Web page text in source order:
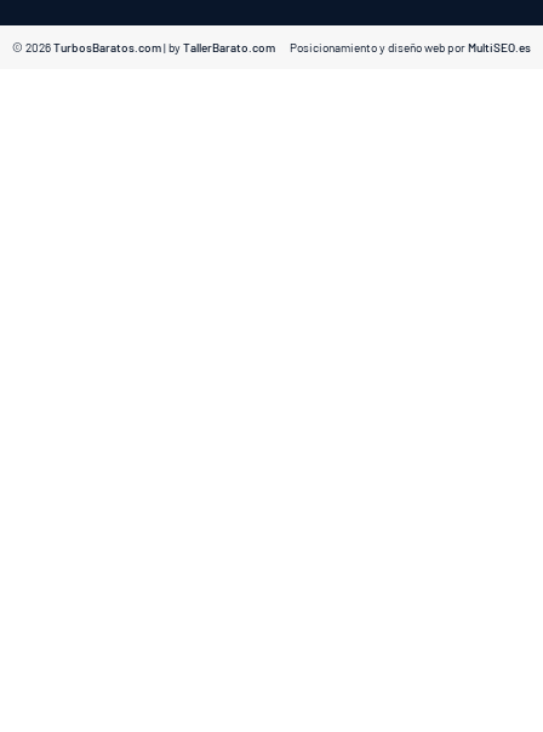
© 2026TurbosBaratos.com| byTallerBarato.com Posicionamiento y diseño web porMultiSEO.es